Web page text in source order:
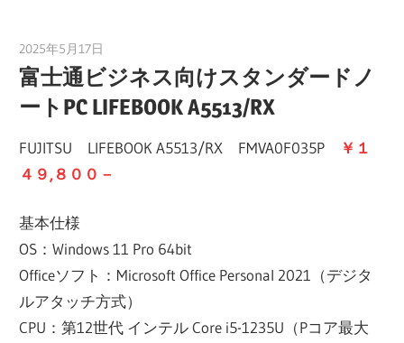
2025年5月17日
富士通ビジネス向けスタンダードノ
ートPC LIFEBOOK A5513/RX
FUJITSU LIFEBOOK A5513/RX FMVA0F035P
￥１
４９,８００－
基本仕様
OS：Windows 11 Pro 64bit
Officeソフト：Microsoft Office Personal 2021（デジタ
ルアタッチ方式）
CPU：第12世代 インテル Core i5-1235U（Pコア最大